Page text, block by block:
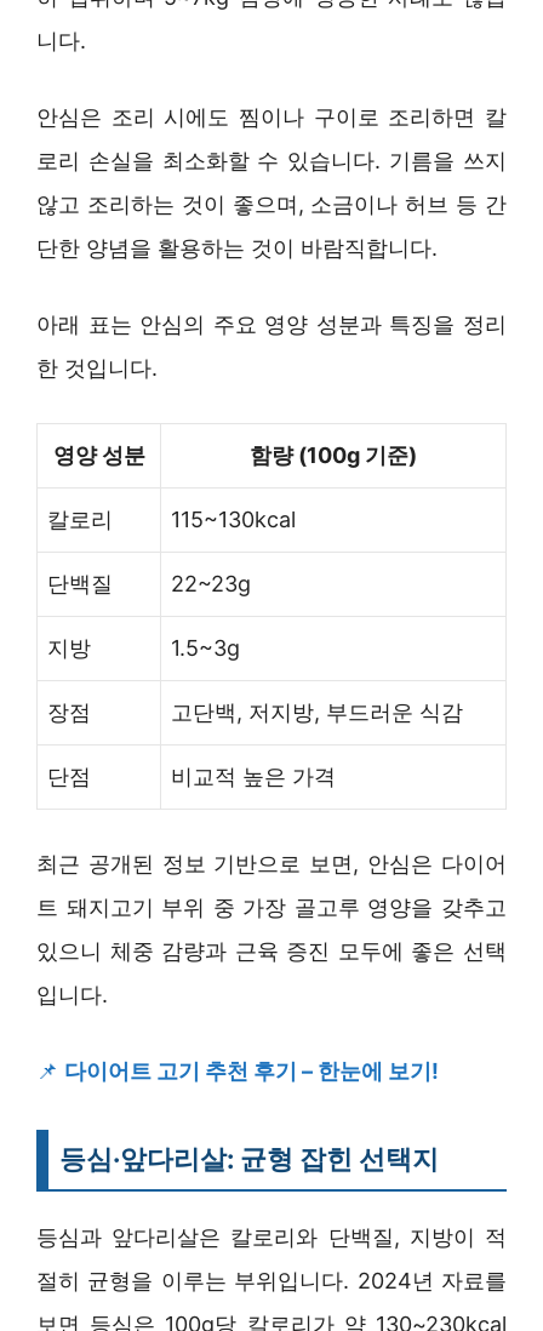
니다.
안심은 조리 시에도 찜이나 구이로 조리하면 칼
로리 손실을 최소화할 수 있습니다. 기름을 쓰지
않고 조리하는 것이 좋으며, 소금이나 허브 등 간
단한 양념을 활용하는 것이 바람직합니다.
아래 표는 안심의 주요 영양 성분과 특징을 정리
한 것입니다.
영양 성분 함량 (100g 기준)
칼로리 115~130kcal
단백질 22~23g
지방 1.5~3g
장점 고단백, 저지방, 부드러운 식감
단점 비교적 높은 가격
최근 공개된 정보 기반으로 보면, 안심은 다이어
트 돼지고기 부위 중 가장 골고루 영양을 갖추고
있으니 체중 감량과 근육 증진 모두에 좋은 선택
입니다.
📌 다이어트 고기 추천 후기 – 한눈에 보기!
등심·앞다리살: 균형 잡힌 선택지
등심과 앞다리살은 칼로리와 단백질, 지방이 적
절히 균형을 이루는 부위입니다. 2024년 자료를
보면 등심은 100g당 칼로리가 약 130~230kcal